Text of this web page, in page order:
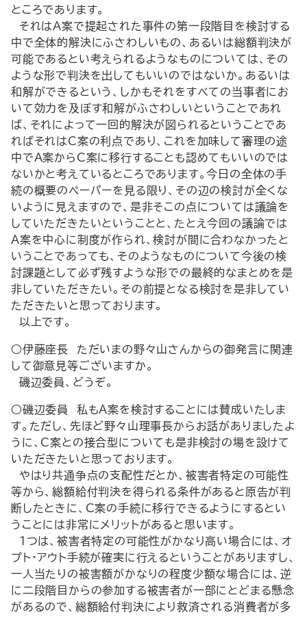
ところであります。
それはA案で提起された事件の第一段階目を検討する
中で全体的解決にふさわしいもの、あるいは総額判決が
可能であるとい考えられるようなものについては、その
ような形で判決を出してもいいのではないか。あるいは
和解ができるという、しかもそれをすべての当事者にお
いて効力を及ぼす和解がふさわしいということであれ
ば、それによって一回的解決が図られるということであ
ればそれはC案の利点であり、これを加味して審理の途
中でＡ案からC案に移行することも認めてもいいのでは
ないかと考えているところであります。今日の全体の手
続の概要のペーパーを見る限り、その辺の検討が全くな
いように見えますので、是非そこの点については議論を
していただきたいということと、たとえ今回の議論では
A案を中心に制度が作られ、検討が間に合わなかったと
いうことであっても、そのようなものについて今後の検
討課題として必ず残すような形での最終的なまとめを是
非していただきたい。その前提となる検討を是非してい
ただきたいと思っております。
以上です。
○伊藤座長 ただいまの野々山さんからの御発言に関連
して御意見等ございますか。
磯辺委員、どうぞ。
○磯辺委員 私もA案を検討することには賛成いたしま
す。ただし、先ほど野々山理事長からお話がありましたよ
うに、C案との接合型についても是非検討の場を設けて
いただきたいと思っております。
やはり共通争点の支配性だとか、被害者特定の可能性
等から、総額給付判決を得られる条件があると原告が判
断したときに、C案の手続に移行できるようにするとい
うことには非常にメリットがあると思います。
１つは、被害者特定の可能性がかなり高い場合には、オ
プト・アウト手続が確実に行えるということがありますし、
一人当たりの被害額がかなりの程度少額な場合には、逆
に二段階目からの参加する被害者が一部にとどまる懸念
があるので、総額給付判決により救済される消費者が多